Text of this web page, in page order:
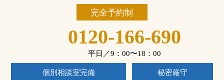
完全予約制
0120-166-690
平日／9：00〜18：00
個別相談室完備 秘密厳守